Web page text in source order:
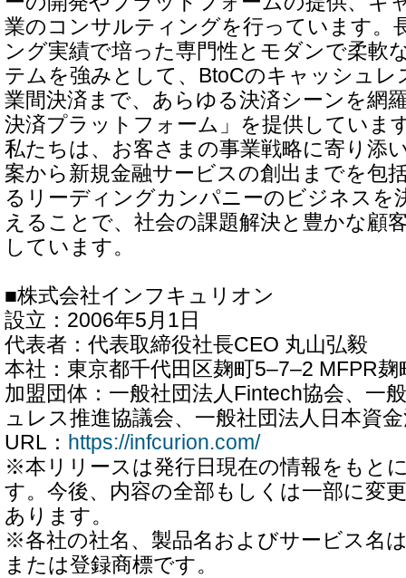
業のコンサルティングを行っています。
ング実績で培った専門性とモダンで柔軟
テムを強みとして、BtoCのキャッシュレ
業間決済まで、あらゆる決済シーンを網
決済プラットフォーム」を提供していま
私たちは、お客さまの事業戦略に寄り添
案から新規金融サービスの創出までを包
るリーディングカンパニーのビジネスを
えることで、社会の課題解決と豊かな顧
しています。
■株式会社インフキュリオン
設立：2006年5月1日
代表者：代表取締役社長CEO 丸山弘毅
本社：東京都千代田区麹町5‒7‒2 MFPR
加盟団体：一般社団法人Fintech協会、一
ュレス推進協議会、一般社団法人日本資
URL： https://infcurion.com/
※本リリースは発行日現在の情報をもと
す。今後、内容の全部もしくは一部に変
あります。
※各社の社名、製品名およびサービス名
または登録商標です。